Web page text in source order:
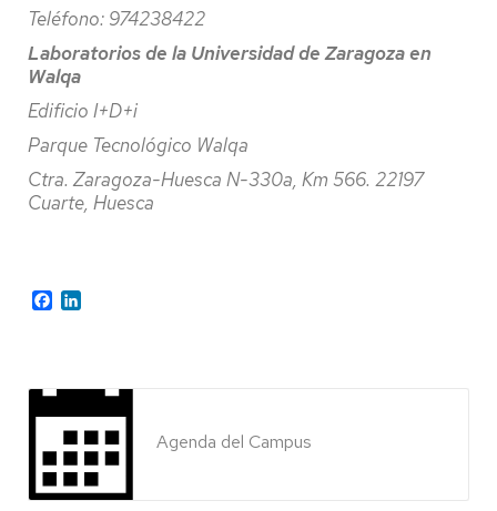
Teléfono: 974238422
Laboratorios de la Universidad de Zaragoza en
Walqa
Edificio I+D+i
Parque Tecnológico Walqa
Ctra. Zaragoza-Huesca N-330a, Km 566. 22197
Cuarte, Huesca
Facebook
Agenda del Campus